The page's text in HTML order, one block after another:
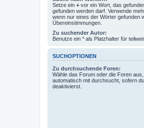
Setze ein + vor ein Wort, das
gefunden werden darf. Verwende
wenn nur eines der Wörter gefunden
Übereinstimmungen.
Zu suchender Autor:
Benutze ein * als Platzhalter für
SUCHOPTIONEN
Zu durchsuchende Foren:
Wähle das Forum oder die Foren
automatisch mit durchsucht, sofern
deaktivierst.